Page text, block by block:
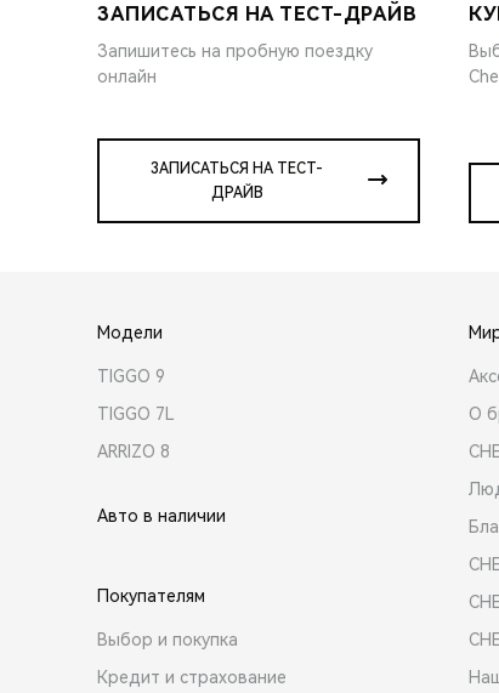
ЗАПИСАТЬСЯ НА ТЕСТ-ДРАЙВ
Запишитесь на пробную поездку
онлайн
ЗАПИСАТЬСЯ НА ТЕСТ-
ДРАЙВ
Модели
TIGGO 9
TIGGO 7L
ARRIZO 8
Авто в наличии
Покупателям
Выбор и покупка
Кредит и страхование
О